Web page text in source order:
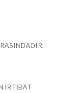
İRTİBAT